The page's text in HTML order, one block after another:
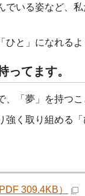
でいる姿など、
と」になれるよ
ってます。
「夢」を持つこ
く取り組める
309.4KB）